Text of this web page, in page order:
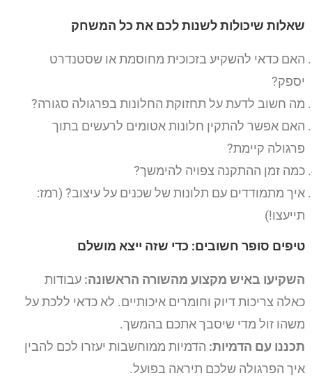
שאלות שיכולות לשנות לכם את כל המשחק
האם כדאי להשקיע בזכוכית מחוסמת או שסטנדרט
יספק?
מה חשוב לדעת על תחזוקת החלונות בפרגולה סגורה?
האם אפשר להתקין חלונות אטומים לרעשים בתוך
פרגולה קיימת?
כמה זמן ההתקנה צפויה להימשך?
איך מתמודדים עם תלונות של שכנים על עיצוב? (רמז:
תייעצו!)
טיפים סופר חשובים: כדי שזה ייצא מושלם
השקיעו באיש מקצוע מהשורה הראשונה: עבודות
כאלה צריכות דיוק וחומרים איכותיים. לא כדאי ללכת על
משהו זול מדי שיסבך אתכם בהמשך.
תכננו עם הדמיות: הדמיות ממוחשבות יעזרו לכם להבין
איך הפרגולה שלכם תיראה בפועל.